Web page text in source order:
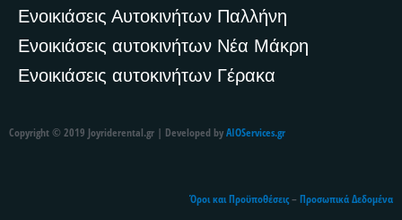
Ενοικιάσεις Αυτοκινήτων Παλλήνη
Ενοικιάσεις αυτοκινήτων Νέα Μάκρη
Ενοικιάσεις αυτοκινήτων Γέρακα
Copyright © 2019 Joyriderental.gr | Developed byAIOServices.gr
Όροι και Προϋποθέσεις– Προσωπικά Δεδομένα